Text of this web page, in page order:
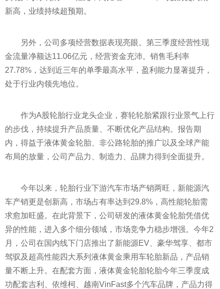
新高，业绩持续超预期。
另外，公司多项经营数据表现亮眼。第三季度经营性现
金流量净额达11.06亿元，经营资金充沛。销售毛利率
27.78%，达到近三年的单季最高水平，盈利能力显著提升，
处于行业内领先地位。
作为A股轮胎行业龙头企业，赛轮轮胎紧跟行业景气上行
的步伐，持续提升产品质量、不断优化产品结构。报告期
内，得益于液体黄金轮胎、非公路轮胎的推广以及全球产能
布局的放量，公司产品力、制造力、品牌力得到全面提升。
今年以来，轮胎行业下游汽车市场产销两旺，新能源汽
车产销更是创新高，市场占有率达到29.8%，高性能轮胎需
求愈加旺盛。在此背景下，公司研发的液体黄金轮胎凭借优
异的性能，进入多个细分领域，市场竞争力稳步增强。今年2
月，公司在国内线下门店推出了新能源EV、豪华驾享、都市
驾驭及超高性能四大系列液体黄金乘用车轮胎新品，产品销
量不断上升。在配套方面，液体黄金轮胎轮胎今年三季度成
功配套吉利、依维柯、越南VinFast多个汽车品牌，产品力得